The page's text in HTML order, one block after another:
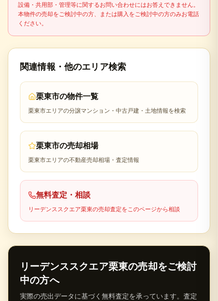
設備・共用部・管理等に関するお問い合わせにはお答えできません。
本物件の売却をご検討中の方、または購入をご検討中の方のみお電話
ください。
関連情報・他のエリア検索
栗東市の物件一覧
栗東市エリアの分譲マンション・中古戸建・土地情報を検索
栗東市の売却相場
栗東市エリアの不動産売却相場・査定情報
無料査定・相談
リーデンススクエア栗東の売却査定をこのページから相談
リーデンススクエア栗東の売却をご検討
中の方へ
実際の売出データに基づく無料査定を承っています。査定